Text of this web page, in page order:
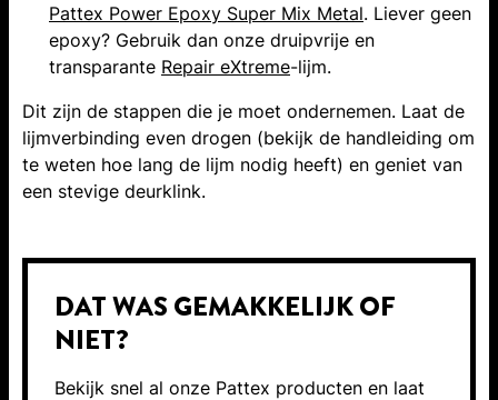
Pattex Power Epoxy Super Mix Metal. Liever geen
epoxy? Gebruik dan onze druipvrije en
transparante Repair eXtreme-lijm.
Dit zijn de stappen die je moet ondernemen. Laat de
lijmverbinding even drogen (bekijk de handleiding om
te weten hoe lang de lijm nodig heeft) en geniet van
een stevige deurklink.
DAT WAS GEMAKKELIJK OF
NIET?
Bekijk snel al onze Pattex producten en laat